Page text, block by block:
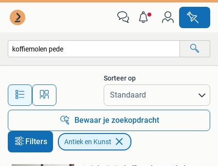
Alle afstanden…
Sorteer op
Bewaar je zoekopdracht
Filters Antiek en Kunst